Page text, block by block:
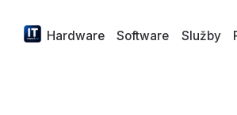
Hardware Software Služby